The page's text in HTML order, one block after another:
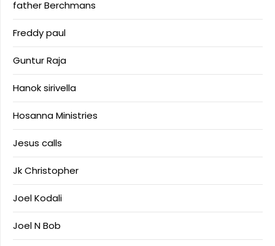
father Berchmans
Freddy paul
Guntur Raja
Hanok sirivella
Hosanna Ministries
Jesus calls
Jk Christopher
Joel Kodali
Joel N Bob